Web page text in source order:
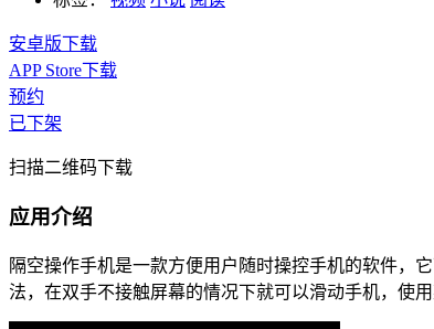
安卓版下载
APP Store下载
预约
已下架
扫描二维码下载
应用介绍
隔空操作手机是一款方便用户随时操控手机的软件，
法，在双手不接触屏幕的情况下就可以滑动手机，使用